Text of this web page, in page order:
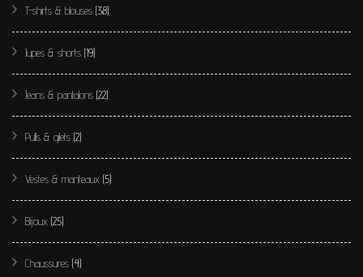
T-shirts & blouses (38)
Jupes & shorts (19)
Jeans & pantalons (22)
Pulls & gilets (2)
Vestes & manteaux (5)
Bijoux (25)
Chaussures (4)